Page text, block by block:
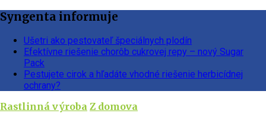
Syngenta informuje
Ušetri ako pestovateľ špeciálnych plodín
Efektívne riešenie chorôb cukrovej repy – nový Sugar
Pack
Pestujete cirok a hľadáte vhodné riešenie herbicídnej
ochrany?
Rastlinná výroba Z domova